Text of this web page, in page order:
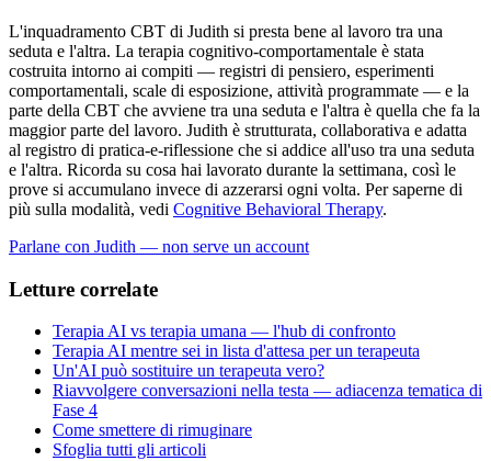
L'inquadramento CBT di Judith si presta bene al lavoro tra una
seduta e l'altra. La terapia cognitivo-comportamentale è stata
costruita intorno ai compiti — registri di pensiero, esperimenti
comportamentali, scale di esposizione, attività programmate — e la
parte della CBT che avviene tra una seduta e l'altra è quella che fa la
maggior parte del lavoro. Judith è strutturata, collaborativa e adatta
al registro di pratica-e-riflessione che si addice all'uso tra una seduta
e l'altra. Ricorda su cosa hai lavorato durante la settimana, così le
prove si accumulano invece di azzerarsi ogni volta. Per saperne di
più sulla modalità, vedi Cognitive Behavioral Therapy.
Parlane con Judith — non serve un account
Letture correlate
Terapia AI vs terapia umana — l'hub di confronto
Terapia AI mentre sei in lista d'attesa per un terapeuta
Un'AI può sostituire un terapeuta vero?
Riavvolgere conversazioni nella testa — adiacenza tematica di
Fase 4
Come smettere di rimuginare
Sfoglia tutti gli articoli